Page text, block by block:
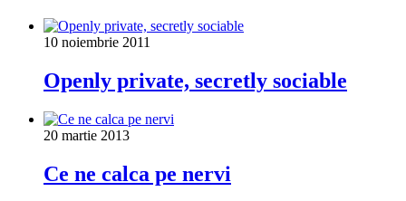
10 noiembrie 2011
Openly private, secretly sociable
20 martie 2013
Ce ne calca pe nervi